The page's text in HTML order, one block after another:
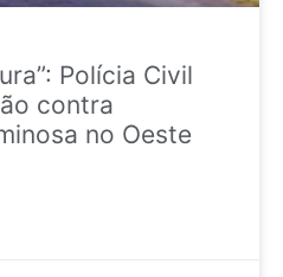
Polícia Civil
contra
no Oeste